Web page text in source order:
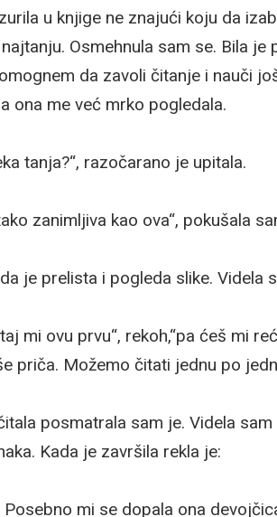
u knjige ne znajući koju da
Osmehnula sam se. Bila
da zavoli čitanje i nauči
ona me već mrko pogledala.
tanja?“, razočarano je upitala.
zanimljiva kao ova“, pokušala
je prelista i pogleda slike. Videla
mi ovu prvu“, rekoh,“pa ćeš mi
priča. Možemo čitati jednu po
posmatrala sam je. Videla
Kada je završila rekla je:
Posebno mi se dopala ona